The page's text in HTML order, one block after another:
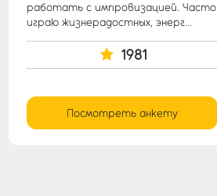
работать с импровизацией. Часто
играю жизнерадостных, энерг...
1981
Посмотреть анкету